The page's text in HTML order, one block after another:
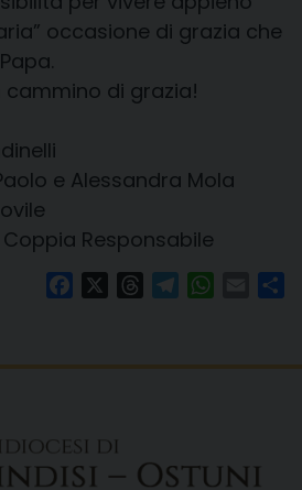
occasione di grazia che
cammino di grazia!
Pendinelli
Mola
Arcivescovile
FacebookThreadsTelegram Email